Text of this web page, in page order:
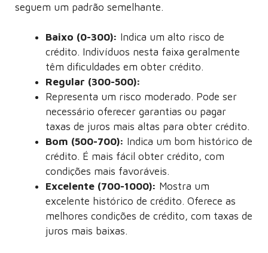
seguem um padrão semelhante.
Baixo (0-300): Indica um alto risco de
crédito. Indivíduos nesta faixa geralmente
têm dificuldades em obter crédito.
Regular (300-500):
Representa um risco moderado. Pode ser
necessário oferecer garantias ou pagar
taxas de juros mais altas para obter crédito.
Bom (500-700): Indica um bom histórico de
crédito. É mais fácil obter crédito, com
condições mais favoráveis.
Excelente (700-1000): Mostra um
excelente histórico de crédito. Oferece as
melhores condições de crédito, com taxas de
juros mais baixas.